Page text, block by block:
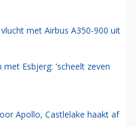
met Airbus A350-900 uit
Esbjerg: 'scheelt zeven
Apollo, Castlelake haakt af